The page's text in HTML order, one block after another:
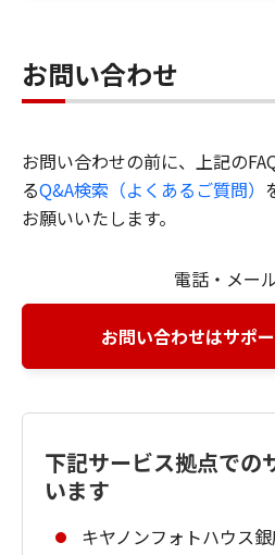
お問い合わせ
お問い合わせの前に、上記の
るQ&A検索（よくあるご質問）
お願いいたします。
電話・メー
お問い合わせはサポ
下記サービス拠点での
います
キヤノンフォトハウス